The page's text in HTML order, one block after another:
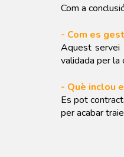
Com a
- Com es
Aquest servei
validada per la
- Què inclou
Es pot
per acabar